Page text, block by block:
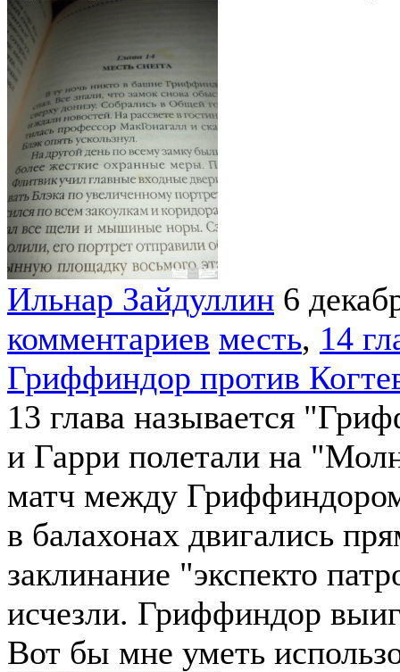
Ильнар Зайдуллин 6
комментариев месть, 14
Гриффиндор против
13 глава называется
и Гарри полетали на
матч между
в балахонах двигались
заклинание "экспекто
исчезли. Гриффиндор
Вот бы мне уметь